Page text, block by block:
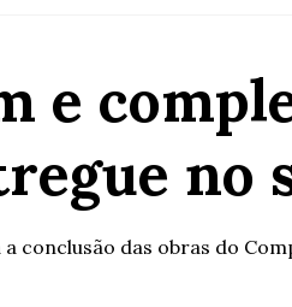
e
no
conclusão das obras do